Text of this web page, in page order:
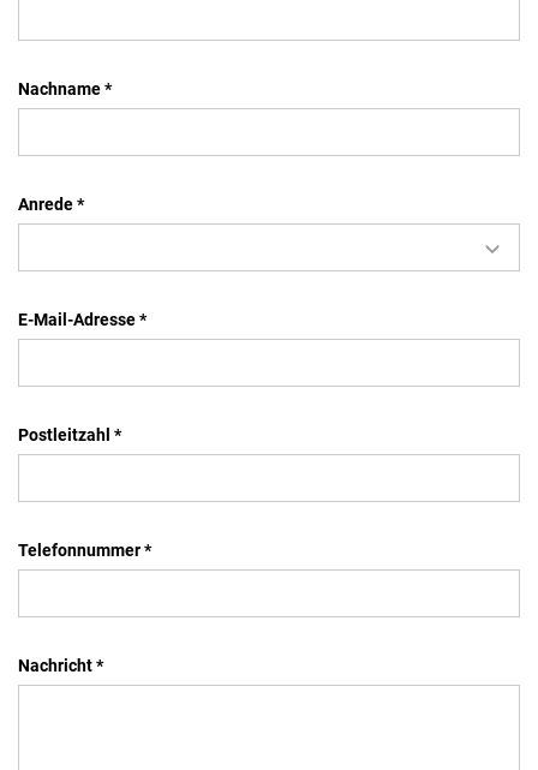
Nachname *
Anrede*
E-Mail-Adresse *
Postleitzahl *
Telefonnummer *
Nachricht *